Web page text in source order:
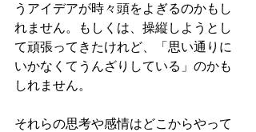
うアイデアが時々頭をよぎるのかもし
れません。もしくは、操縦しようとし
て頑張ってきたけれど、「思い通りに
いかなくてうんざりしている」のかも
しれません。
それらの思考や感情はどこからやって